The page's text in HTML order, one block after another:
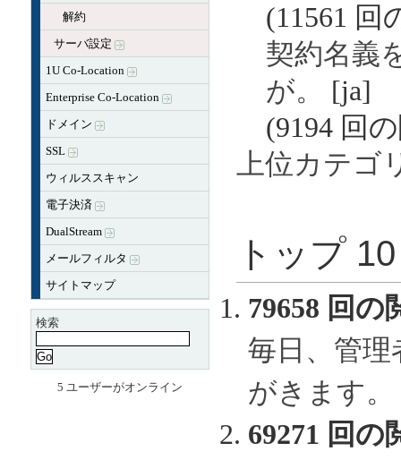
解約
サーバ設定
1U Co-Location
Enterprise Co-Location
ドメイン
SSL
ウィルススキャン
電子決済
DualStream
メールフィルタ
サイトマップ
検索
5 ユーザーがオンライン
(11561 回
契約名義
が。
[ja]
(9194 回
上位カテゴ
トップ
79658 回の
毎日、管
がきます。
69271 回の